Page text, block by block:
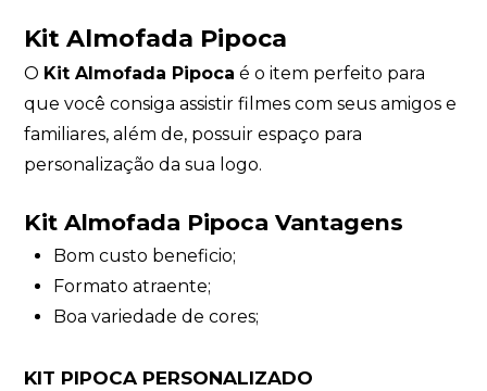
Kit Almofada Pipoca
O Kit Almofada Pipoca é o item perfeito para
que você consiga assistir filmes com seus amigos e
familiares, além de, possuir espaço para
personalização da sua logo.
Kit Almofada Pipoca Vantagens
Bom custo beneficio;
Formato atraente;
Boa variedade de cores;
KIT PIPOCA PERSONALIZADO